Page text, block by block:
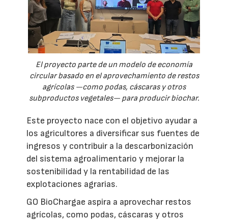
El proyecto parte de un modelo de economía
circular basado en el aprovechamiento de restos
agrícolas —como podas, cáscaras y otros
subproductos vegetales— para producir biochar.
Este proyecto nace con el objetivo ayudar a
los agricultores a diversificar sus fuentes de
ingresos y contribuir a la descarbonización
del sistema agroalimentario y mejorar la
sostenibilidad y la rentabilidad de las
explotaciones agrarias.
GO BioChargae aspira a aprovechar restos
agrícolas, como podas, cáscaras y otros